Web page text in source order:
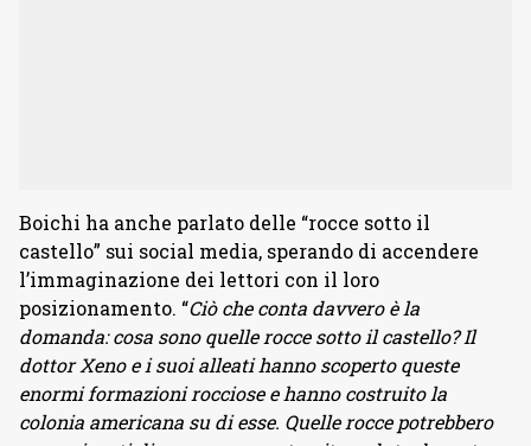
Boichi ha anche parlato delle “rocce sotto il
castello” sui social media, sperando di accendere
l’immaginazione dei lettori con il loro
posizionamento. “Ciò che conta davvero è la
domanda: cosa sono quelle rocce sotto il castello? Il
dottor Xeno e i suoi alleati hanno scoperto queste
enormi formazioni rocciose e hanno costruito la
colonia americana su di esse. Quelle rocce potrebbero